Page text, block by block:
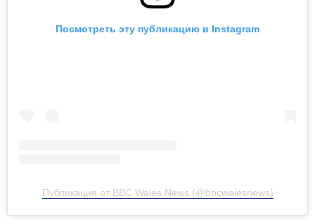
Посмотреть эту публикацию в Instagram
Публикация от BBC Wales News (@bbcwalesnews)